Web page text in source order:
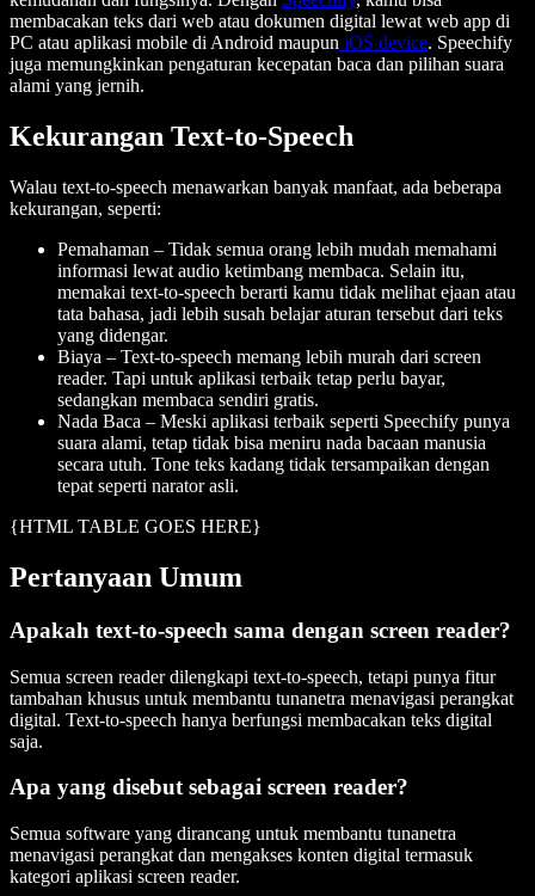
membacakan teks dari web atau dokumen digital lewat web app di
PC atau aplikasi mobile di Android maupun iOS device. Speechify
juga memungkinkan pengaturan kecepatan baca dan pilihan suara
alami yang jernih.
Kekurangan Text-to-Speech
Walau text-to-speech menawarkan banyak manfaat, ada beberapa
kekurangan, seperti:
Pemahaman – Tidak semua orang lebih mudah memahami
informasi lewat audio ketimbang membaca. Selain itu,
memakai text-to-speech berarti kamu tidak melihat ejaan atau
tata bahasa, jadi lebih susah belajar aturan tersebut dari teks
yang didengar.
Biaya – Text-to-speech memang lebih murah dari screen
reader. Tapi untuk aplikasi terbaik tetap perlu bayar,
sedangkan membaca sendiri gratis.
Nada Baca – Meski aplikasi terbaik seperti Speechify punya
suara alami, tetap tidak bisa meniru nada bacaan manusia
secara utuh. Tone teks kadang tidak tersampaikan dengan
tepat seperti narator asli.
{HTML TABLE GOES HERE}
Pertanyaan Umum
Apakah text-to-speech sama dengan screen reader?
Semua screen reader dilengkapi text-to-speech, tetapi punya fitur
tambahan khusus untuk membantu tunanetra menavigasi perangkat
digital. Text-to-speech hanya berfungsi membacakan teks digital
saja.
Apa yang disebut sebagai screen reader?
Semua software yang dirancang untuk membantu tunanetra
menavigasi perangkat dan mengakses konten digital termasuk
kategori aplikasi screen reader.